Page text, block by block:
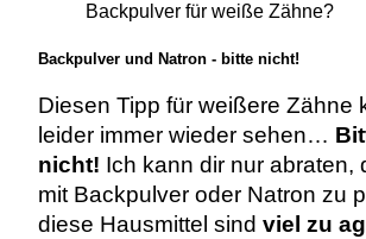
Backpulver für weiße Zähne?
Backpulver und Natron - bitte nicht!
Diesen Tipp für weißere Zähne
leider immer wieder sehen…
nicht! Ich kann dir nur abraten,
mit Backpulver oder Natron zu
diese Hausmittel sind viel zu